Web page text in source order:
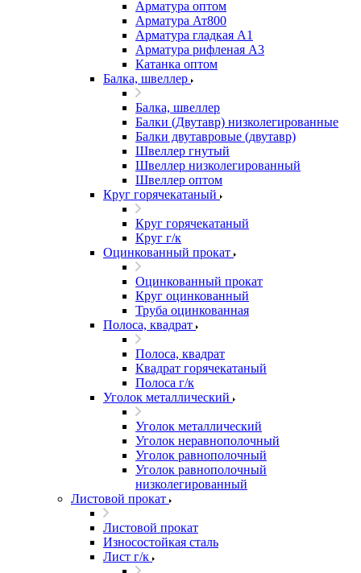
Арматура оптом
Арматура Ат800
Арматура гладкая А1
Арматура рифленая А3
Катанка оптом
Балка, швеллер
Балка, швеллер
Балки (Двутавр) низколегированные
Балки двутавровые (двутавр)
Швеллер гнутый
Швеллер низколегированный
Швеллер оптом
Круг горячекатаный
Круг горячекатаный
Круг г/к
Оцинкованный прокат
Оцинкованный прокат
Круг оцинкованный
Труба оцинкованная
Полоса, квадрат
Полоса, квадрат
Квадрат горячекатаный
Полоса г/к
Уголок металлический
Уголок металлический
Уголок неравнополочный
Уголок равнополочный
Уголок равнополочный
низколегированный
Листовой прокат
Листовой прокат
Износостойкая сталь
Лист г/к